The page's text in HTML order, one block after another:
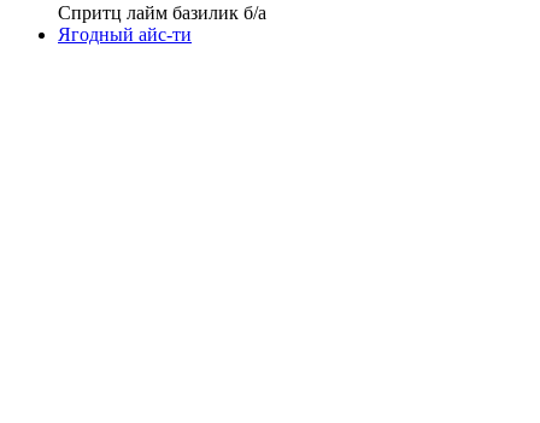
Спритц лайм базилик б/а
Ягодный айс-ти